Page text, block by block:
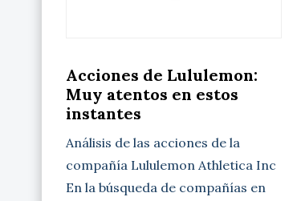
Acciones de Lululemon:
Muy atentos en estos
instantes
Análisis de las acciones de la
compañía Lululemon Athletica Inc
En la búsqueda de compañías en